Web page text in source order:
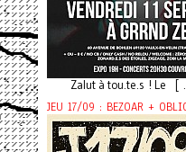
Zalut à tou.te.s ! Le [
JEU 17/09 : BEZOAR +